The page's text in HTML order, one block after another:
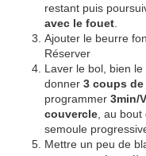
restant puis
avec le fouet
Ajouter le beurre
Réserver
Laver le bol, bien
donner 3 coups
programmer 3min/
couvercle , au
semoule
Mettre un peu de